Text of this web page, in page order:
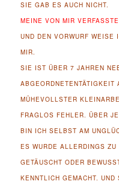
SIE GAB ES AUCH NICHT.
MEINE VON MIR
UND DEN VORWURF WEISE
MIR.
SIE IST ÜBER 7 JAHREN
ABGEORDNETENTÄTIGKEIT
MÜHEVOLLSTER
FRAGLOS FEHLER. ÜBER
BIN ICH SELBST AM
ES WURDE ALLERDINGS
GETÄUSCHT ODER
KENNTLICH GEMACHT.